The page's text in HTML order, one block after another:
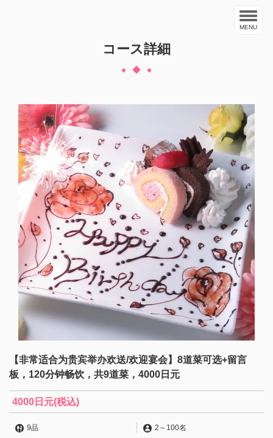
MENU
コース詳細
【非常适合为贵宾举办欢送/欢迎宴会】8道菜可选+留言
板，120分钟畅饮，共9道菜，4000日元
4000日元(税込)
9品 2 ～ 100名